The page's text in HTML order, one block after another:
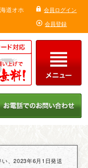
道オホ
会員ログイン
会員登録
、2023年6月1日発送